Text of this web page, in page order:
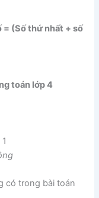
thứ nhất + số
toán lớp 4
có trong bài toán